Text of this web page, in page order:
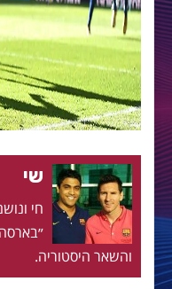
שי
והשאר היסטוריה.